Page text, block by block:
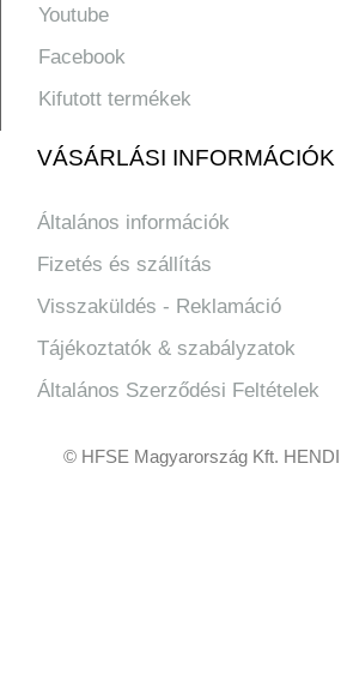
Youtube
Facebook
Kifutott termékek
VÁSÁRLÁSI INFORMÁCIÓK
Általános információk
Fizetés és szállítás
Visszaküldés - Reklamáció
Tájékoztatók & szabályzatok
Általános Szerződési Feltételek
© HFSE Magyarország Kft.